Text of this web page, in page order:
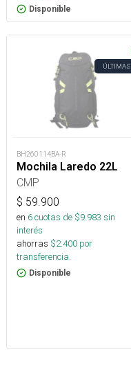
Disponible
ÚLTIMAS
BH260114BA-R
Mochila Laredo 22L
CMP
$ 59.900
en 6cuotas de $9.983 sin
interés
ahorras $2.400 por
transferencia.
Disponible